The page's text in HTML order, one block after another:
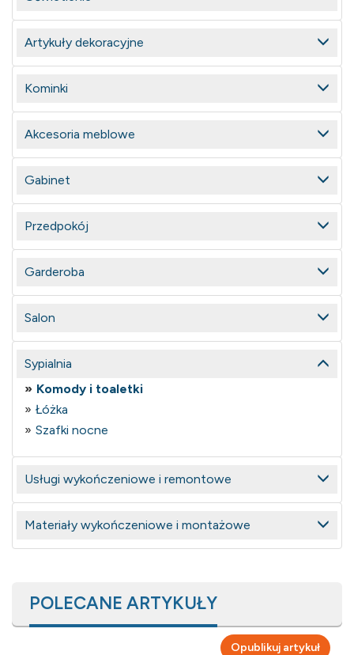
Artykuły dekoracyjne
Kominki
Akcesoria meblowe
Gabinet
Przedpokój
Garderoba
Salon
Sypialnia
Komody i toaletki
Łóżka
Szafki nocne
Usługi wykończeniowe i remontowe
Materiały wykończeniowe i montażowe
POLECANE ARTYKUŁY
Opublikuj artykuł